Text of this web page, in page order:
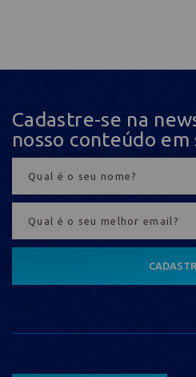
Cadastre-se na
nosso conteúdo